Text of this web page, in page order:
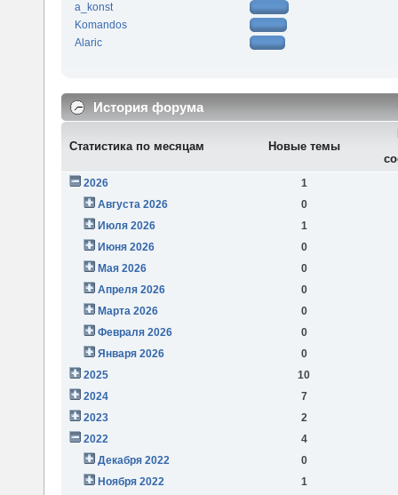
a_konst
Komandos
Alaric
История форума
Статистика по месяцам Новые темы
2026
1
Августа 2026
0
Июля 2026
1
Июня 2026
0
Мая 2026
0
Апреля 2026
0
Марта 2026
0
Февраля 2026
0
Января 2026
0
2025
10
2024
7
2023
2
2022
4
Декабря 2022
0
Ноября 2022
1